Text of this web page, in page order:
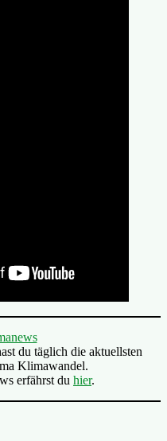
du täglich die aktuellsten
Klimawandel.
erfährst du hier.